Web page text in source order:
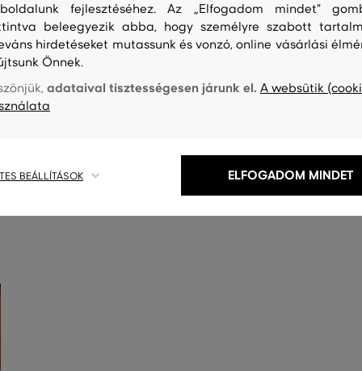
TISZTÍTÁS
fejlesztéséhez. Az „Elfogadom mindet"
beleegyezik abba, hogy személyre szabott
hirdetéseket mutassunk és vonzó, online vásárlási
Önnek.
adataival tisztességesen járunk el. A websütik
BEÁLLÍTÁSOK ELFOGADOM MINDET